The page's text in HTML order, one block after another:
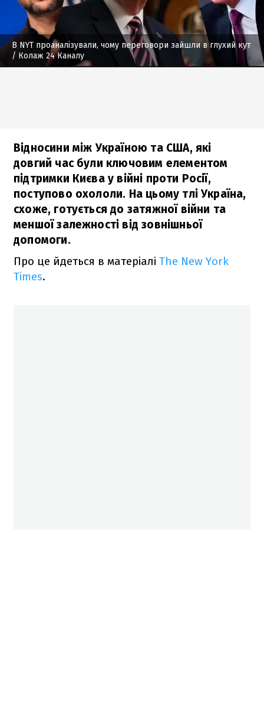
В NYT проаналізували, чому переговори зайшли в глухий кут
/ Колаж 24 Каналу
Відносини між Україною та США, які
довгий час були ключовим елементом
підтримки Києва у війні проти Росії,
поступово охололи. На цьому тлі Україна,
схоже, готується до затяжної війни та
меншої залежності від зовнішньої
допомоги.
Про це йдеться в матеріалі The New York
Times.